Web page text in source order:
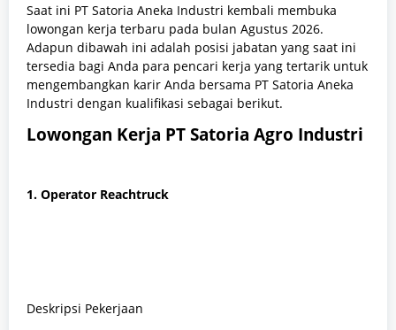
Saat ini PT Satoria Aneka Industri kembali membuka
lowongan kerja terbaru pada bulan Agustus 2026.
Adapun dibawah ini adalah posisi jabatan yang saat ini
tersedia bagi Anda para pencari kerja yang tertarik untuk
mengembangkan karir Anda bersama PT Satoria Aneka
Industri dengan kualifikasi sebagai berikut.
Lowongan Kerja PT Satoria Agro Industri
1. Operator Reachtruck
Deskripsi Pekerjaan